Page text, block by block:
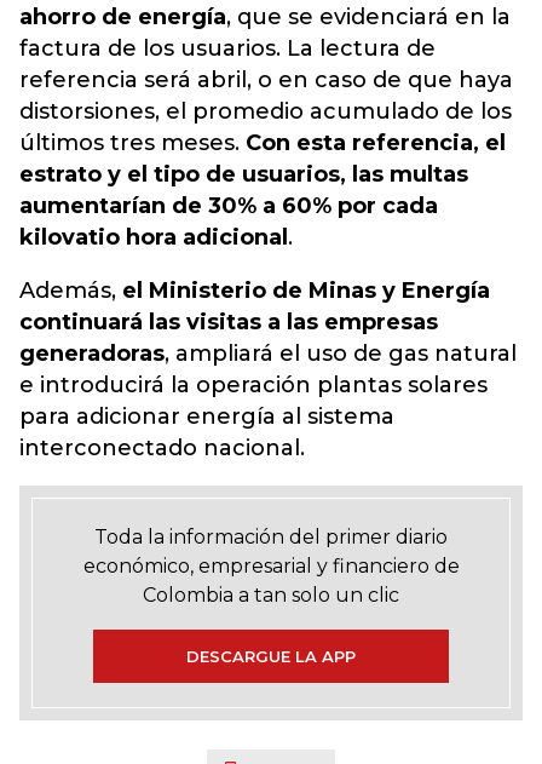
ahorro de energía, que se evidenciará en la
factura de los usuarios. La lectura de
referencia será abril, o en caso de que haya
distorsiones, el promedio acumulado de los
últimos tres meses. Con esta referencia, el
estrato y el tipo de usuarios, las multas
aumentarían de 30% a 60% por cada
kilovatio hora adicional .
Además, el Ministerio de Minas y Energía
continuará las visitas a las empresas
generadoras, ampliará el uso de gas natural
e introducirá la operación plantas solares
para adicionar energía al sistema
interconectado nacional.
Toda la información del primer diario
económico, empresarial y financiero de
Colombia a tan solo un clic
DESCARGUE LA APP